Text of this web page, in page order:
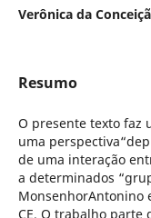
Verônica da
Resumo
O presente texto faz
uma
de uma interação
a determinados
MonsenhorAntonino
CE. O trabalho parte